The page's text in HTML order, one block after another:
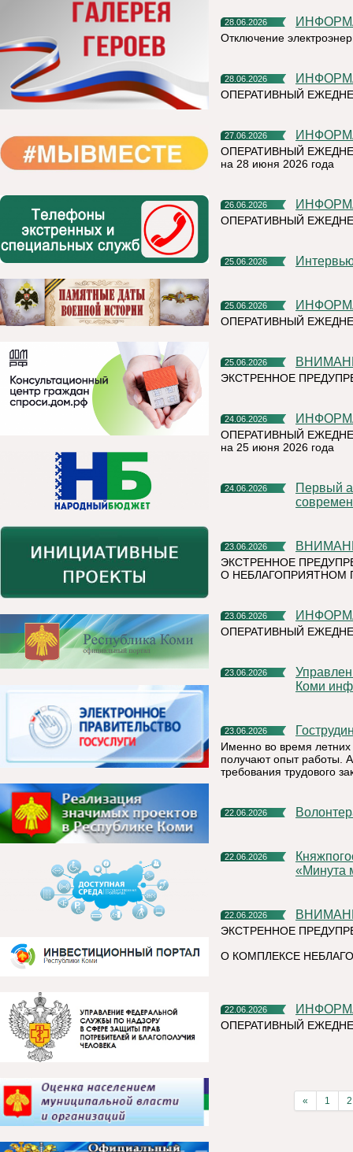
28.06.2026
Отключение
28.06.2026
ОПЕРАТИВНЫЙ
27.06.2026
ОПЕРАТИВНЫЙ
на 28 июня 2026 года
26.06.2026
ОПЕРАТИВНЫЙ
25.06.2026
25.06.2026
ОПЕРАТИВНЫЙ
25.06.2026
ЭКСТРЕННОЕ
24.06.2026
ОПЕРАТИВНЫЙ
на 25 июня 2026 года
24.06.2026
Первый алюминиевый завод РУСАЛа полностью перешел на
23.06.2026
ЭКСТРЕННОЕ
О НЕБЛАГОПРИЯТНОМ
23.06.2026
ОПЕРАТИВНЫЙ
23.06.2026
Управление Федеральной налоговой службы по Республике
Коми
23.06.2026
Именно во время летних
получают опыт работы.
требования трудового
22.06.2026
22.06.2026
Княжпогостский округ присоединился к Всероссийской акции
«Минута
22.06.2026
ЭКСТРЕННОЕ
О КОМПЛЕКСЕ
22.06.2026
ОПЕРАТИВНЫЙ
« 1 2